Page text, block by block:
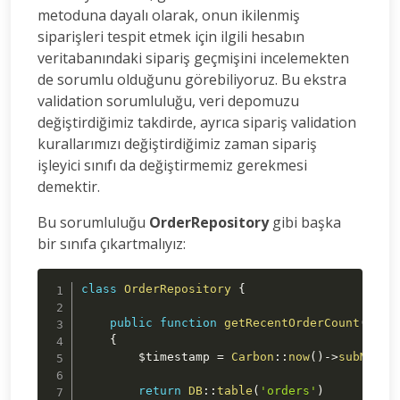
metoduna dayalı olarak, onun ikilenmiş
siparişleri tespit etmek için ilgili hesabın
veritabanındaki sipariş geçmişini incelemekten
de sorumlu olduğunu görebiliyoruz. Bu ekstra
validation sorumluluğu, veri depomuzu
değiştirdiğimiz takdirde, ayrıca sipariş validation
kurallarımızı değiştirdiğimiz zaman sipariş
işleyici sınıfı da değiştirmemiz gerekmesi
demektir.
Bu sorumluluğu OrderRepositorygibi başka
bir sınıfa çıkartmalıyız:
class OrderRepository {
public function getRecentOrderCount (
{
$timestamp
= Carbon :: now( ) ->
return DB ::table ( 'orders' )